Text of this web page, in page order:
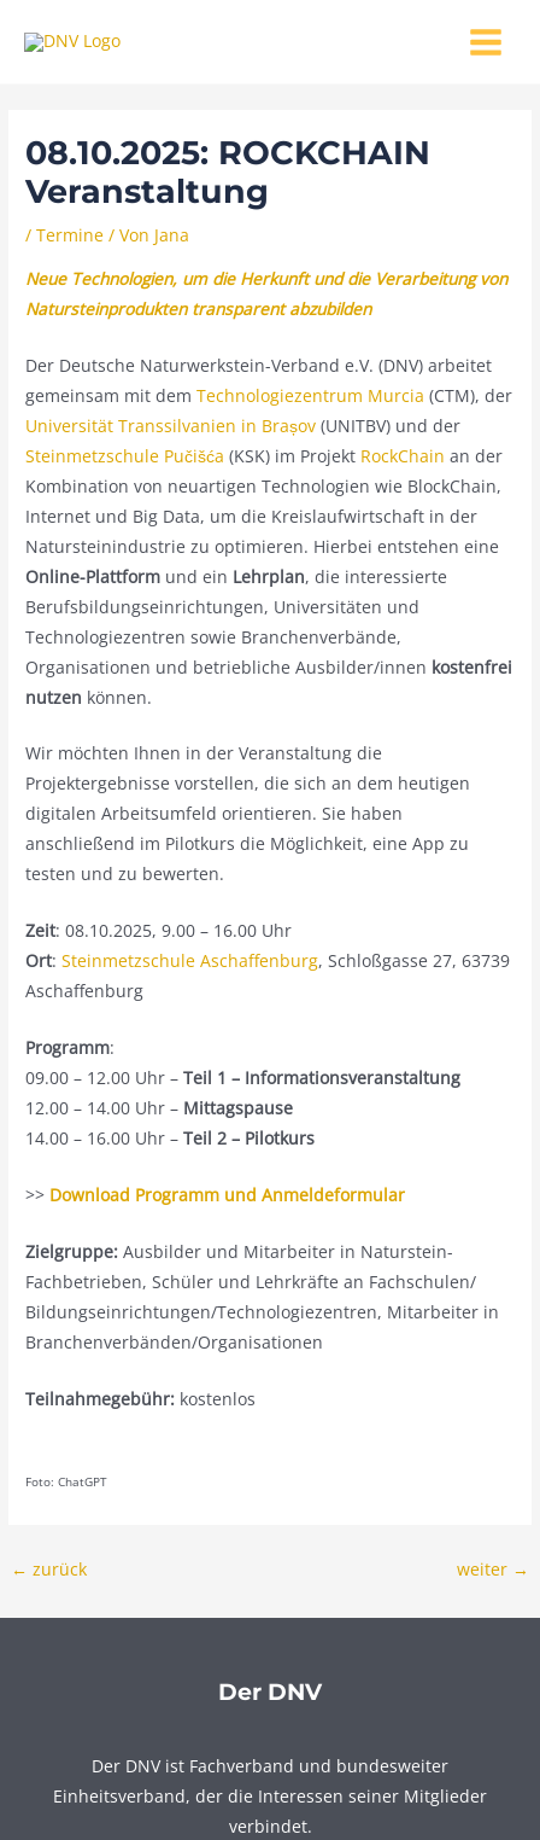
Inhalt
MENU
08.10.2025: ROCKCHAIN
Veranstaltung
/Termine / Von Jana
Neue Technologien, um die Herkunft und die Verarbeitung von
Natursteinprodukten transparent abzubilden
Der Deutsche Naturwerkstein-Verband e.V. (DNV) arbeitet
gemeinsam mit demTechnologiezentrum Murcia (CTM), der
Universität Transsilvanien in Brașov (UNITBV) und der
Steinmetzschule Pučišća (KSK) im Projekt RockChain an der
Kombination von neuartigen Technologien wie BlockChain,
Internet und Big Data, um die Kreislaufwirtschaft in der
Natursteinindustrie zu optimieren. Hierbei entstehen eine
Online-Plattform und ein Lehrplan, die interessierte
Berufsbildungseinrichtungen, Universitäten und
Technologiezentren sowie Branchenverbände,
Organisationen und betriebliche Ausbilder/innen kostenfrei
nutzen können.
Wir möchten Ihnen in der Veranstaltung die
Projektergebnisse vorstellen, die sich an dem heutigen
digitalen Arbeitsumfeld orientieren. Sie haben
anschließend im Pilotkurs die Möglichkeit, eine App zu
testen und zu bewerten.
Zeit: 08.10.2025, 9.00 – 16.00 Uhr
Ort:Steinmetzschule Aschaffenburg, Schloßgasse 27, 63739
Aschaffenburg
Programm:
09.00 – 12.00 Uhr –Teil 1 – Informationsveranstaltung
12.00 – 14.00 Uhr – Mittagspause
14.00 – 16.00 Uhr –Teil 2 – Pilotkurs
>> Download Programm und Anmeldeformular
Zielgruppe:Ausbilder und Mitarbeiter in Naturstein-
Fachbetrieben, Schüler und Lehrkräfte an Fachschulen/
Bildungseinrichtungen/Technologiezentren, Mitarbeiter in
Branchenverbänden/Organisationen
Teilnahmegebühr: kostenlos
Foto: ChatGPT
← zurück weiter →
Der DNV
Der DNV ist Fachverband und bundesweiter
Einheitsverband, der die Interessen seiner Mitglieder
verbindet.